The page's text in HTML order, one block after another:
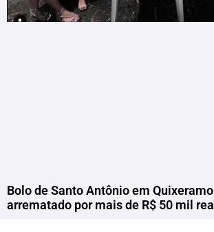
Bolo de Santo Antônio em
arrematado por mais de R$ 50 mil